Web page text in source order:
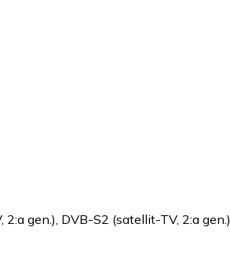
2:a gen.), DVB-S2 (satellit-TV, 2:a gen.)